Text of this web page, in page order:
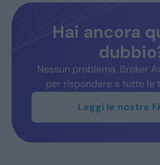
Hai ancora
Nessun problema, Broker
per rispondere a tutte le
Leggi le nostre